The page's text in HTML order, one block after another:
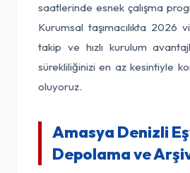
saatlerinde esnek çalışma
Kurumsal taşımacılıkta 2026
takip ve hızlı kurulum
sürekliliğinizi en az kesintiyle
oluyoruz.
Amasya Denizli
Depolama ve